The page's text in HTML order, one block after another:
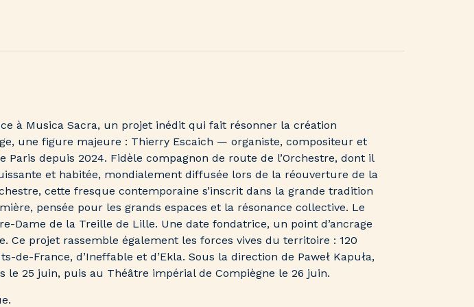
à Musica Sacra, un projet inédit qui fait résonner la création
une figure majeure : Thierry Escaich — organiste, compositeur et
depuis 2024. Fidèle compagnon de route de l’Orchestre, dont il
et habitée, mondialement diffusée lors de la réouverture de la
cette fresque contemporaine s’inscrit dans la grande tradition
pensée pour les grands espaces et la résonance collective. Le
Dame de la Treille de Lille. Une date fondatrice, un point d’ancrage
Ce projet rassemble également les forces vives du territoire : 120
France, d’Ineffable et d’Ekla. Sous la direction de Paweł Kapuła,
le 25 juin, puis au Théâtre impérial de Compiègne le 26 juin.